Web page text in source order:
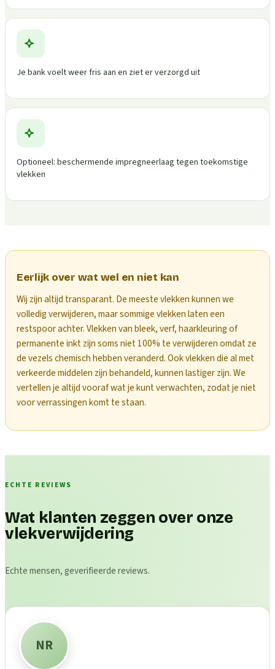
Je bank voelt weer fris aan en ziet er verzorgd uit
Optioneel: beschermende impregneerlaag tegen toekomstige
vlekken
Eerlijk over wat wel en niet kan
Wij zijn altijd transparant. De meeste vlekken kunnen we
volledig verwijderen, maar sommige vlekken laten een
restspoor achter. Vlekken van bleek, verf, haarkleuring of
permanente inkt zijn soms niet 100% te verwijderen omdat ze
de vezels chemisch hebben veranderd. Ook vlekken die al met
verkeerde middelen zijn behandeld, kunnen lastiger zijn. We
vertellen je altijd vooraf wat je kunt verwachten, zodat je niet
voor verrassingen komt te staan.
ECHTE REVIEWS
Wat klanten zeggen over onze
vlekverwijdering
Echte mensen, geverifieerde reviews.
NR